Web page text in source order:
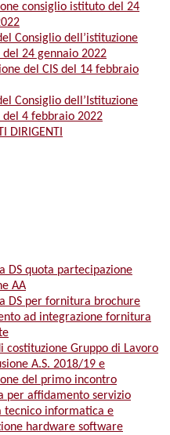
consiglio istituto del 24
Consiglio dell’istituzione
del 24 gennaio 2022
del CIS del 14 febbraio
Consiglio dell’Istituzione
del 4 febbraio 2022
DIRIGENTI
DS quota partecipazione
AA
DS per fornitura brochure
ad integrazione fornitura
costituzione Gruppo di Lavoro
A.S. 2018/19 e
del primo incontro
per affidamento servizio
tecnico informatica e
hardware software